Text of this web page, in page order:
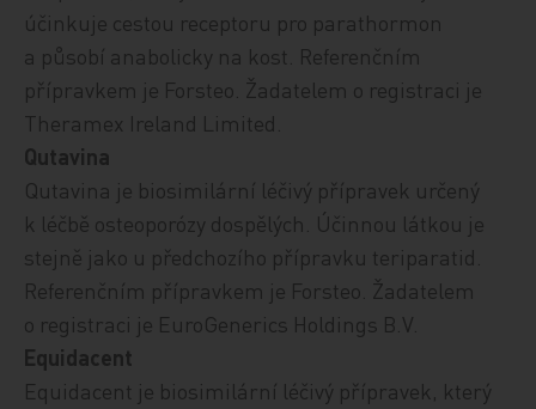
účinkuje cestou receptoru pro parathormon
a působí anabolicky na kost. Referenčním
přípravkem je Forsteo. Žadatelem o registraci je
Theramex Ireland Limited.
Qutavina
Qutavina je biosimilární léčivý přípravek určený
k léčbě osteoporózy dospělých. Účinnou látkou je
stejně jako u předchozího přípravku teriparatid.
Referenčním přípravkem je Forsteo. Žadatelem
o registraci je EuroGenerics Holdings B.V.
Equidacent
Equidacent je biosimilární léčivý přípravek, který